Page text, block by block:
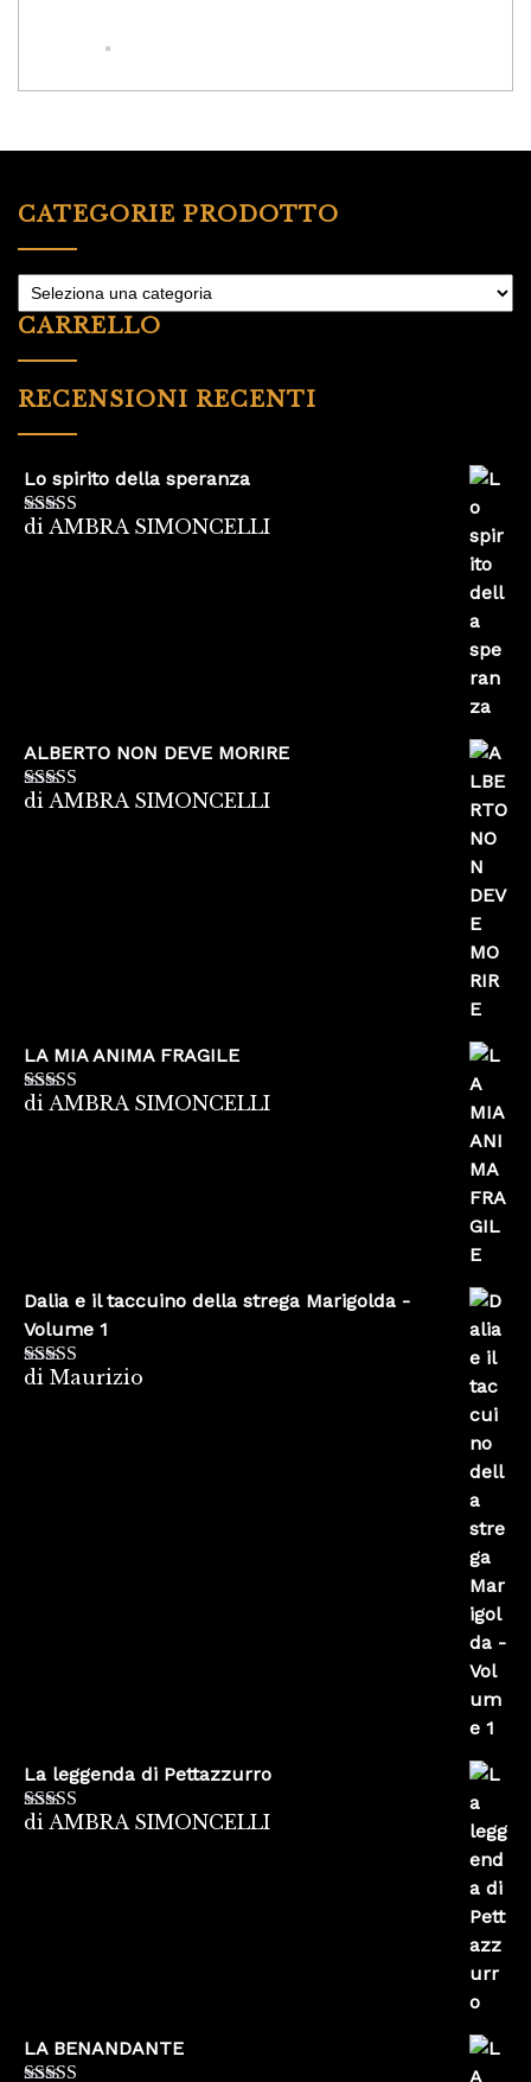
CATEGORIE PRODOTTO
CARRELLO
RECENSIONI RECENTI
Lo spirito della speranza
Valutato5su
di AMBRA SIMONCELLI
ALBERTO NON DEVE MORIRE
Valutato5su
di AMBRA SIMONCELLI
LA MIA ANIMA FRAGILE
Valutato5su
di AMBRA SIMONCELLI
Dalia e il taccuino della strega Marigolda -
Volume 1
Valutato4
di Maurizio
La leggenda di Pettazzurro
Valutato5su
di AMBRA SIMONCELLI
LA BENANDANTE